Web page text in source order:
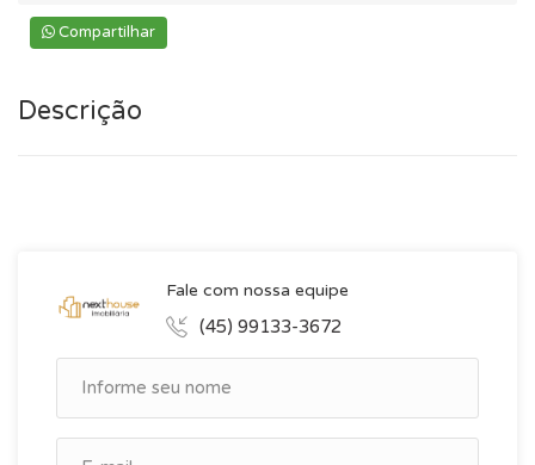
Compartilhar
Descrição
Fale com nossa equipe
(45) 99133-3672